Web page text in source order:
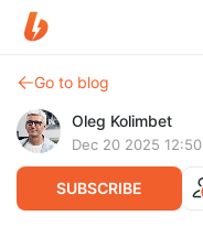
Go to blog
Oleg Kolimbet
Dec 20 2025 12:50
SUBSCRIBE